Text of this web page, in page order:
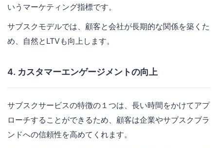
いうマーケティング指標です。
サブスクモデルでは、顧客と会社が長期的な関係を築くた
め、自然とLTVも向上します。
4. カスタマーエンゲージメントの向上
サブスクサービスの特徴の１つは、長い時間をかけてアプ
ローチすることができるため、顧客は企業やサブスクブラ
ンドへの信頼性を高めてくれます。